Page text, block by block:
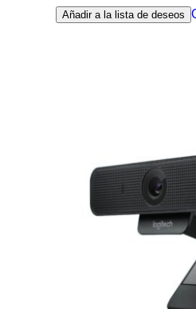
Añadir a la lista de deseos